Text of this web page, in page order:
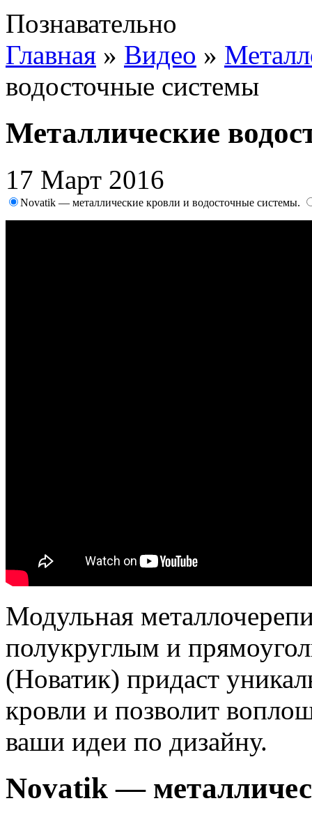
Познавательно
Главная » Видео »
водосточные системы
Металлические
17 Март 2016
Novatik — металлические кровли и водосточные системы.
Модульная
полукруглым и
(Новатик) придаст
кровли и позволит
ваши идеи по дизайну.
Novatik —